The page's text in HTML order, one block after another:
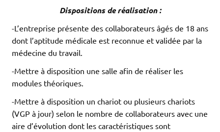
Dispositions de réalisation :
-L’entreprise présente des collaborateurs âgés de 18 ans
dont l’aptitude médicale est reconnue et validée par la
médecine du travail.
-Mettre à disposition une salle afin de réaliser les
modules théoriques.
-Mettre à disposition un chariot ou plusieurs chariots
(VGP à jour) selon le nombre de collaborateurs avec une
aire d’évolution dont les caractéristiques sont